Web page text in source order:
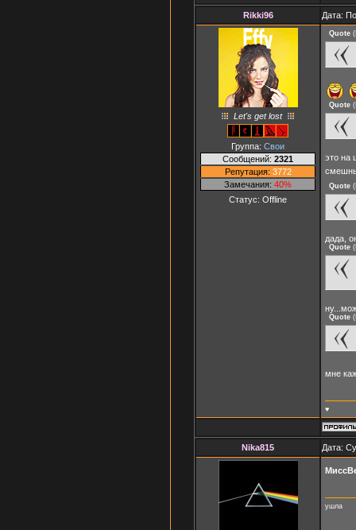
Rikki96 Дата:
Let's get lost
Группа: Свои
Сообщений: 2321
Репутация: 3772
Замечания: 40%
Статус: Offline
Quote (
Quote (
это на
Quote (
дада,
Quote (
Quote (
мне
♥
Nika815 Дата:
ушла